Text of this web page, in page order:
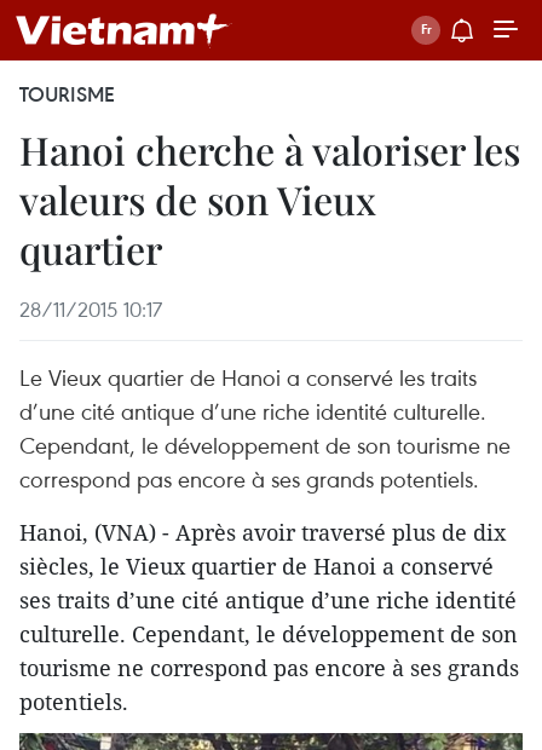
TOURISME
Hanoi cherche à valoriser les
valeurs de son Vieux
quartier
28/11/2015 10:17
Le Vieux quartier de Hanoi a conservé les traits
d’une cité antique d’une riche identité culturelle.
Cependant, le développement de son tourisme ne
correspond pas encore à ses grands potentiels.
Hanoi, (VNA) - Après avoir traversé plus de dix
siècles, le Vieux quartier de Hanoi a conservé
ses traits d’une cité antique d’une riche identité
culturelle. Cependant, le développement de son
tourisme ne correspond pas encore à ses grands
potentiels.